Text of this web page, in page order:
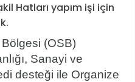
Hatları yapım işi için
(OSB)
Sanayi ve
desteği ile Organize